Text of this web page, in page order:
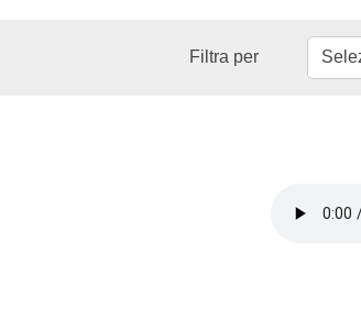
Filtra per